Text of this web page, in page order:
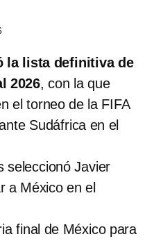
la lista definitiva de
2026, con la que
el torneo de la FIFA
Sudáfrica en el
seleccionó Javier
a México en el
final de México para